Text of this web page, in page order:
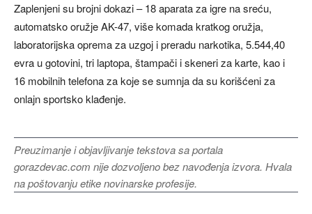
Zaplenjeni su brojni dokazi – 18 aparata za igre na sreću,
automatsko oružje AK-47, više komada kratkog oružja,
laboratorijska oprema za uzgoj i preradu narkotika, 5.544,40
evra u gotovini, tri laptopa, štampači i skeneri za karte, kao i
16 mobilnih telefona za koje se sumnja da su korišćeni za
onlajn sportsko klađenje.
Preuzimanje i objavljivanje tekstova sa portala
gorazdevac.com nije dozvoljeno bez navođenja izvora. Hvala
na poštovanju etike novinarske profesije.